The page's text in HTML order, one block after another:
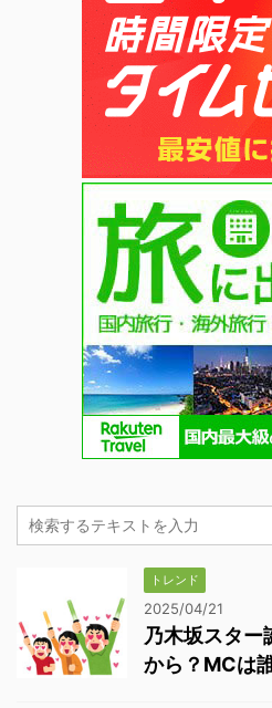
トレンド
2025/04/21
乃木坂スター
から？MCは